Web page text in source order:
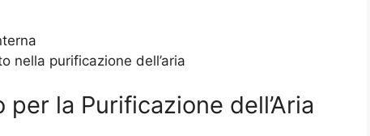
nella purificazione dell’aria
la Purificazione dell’Aria